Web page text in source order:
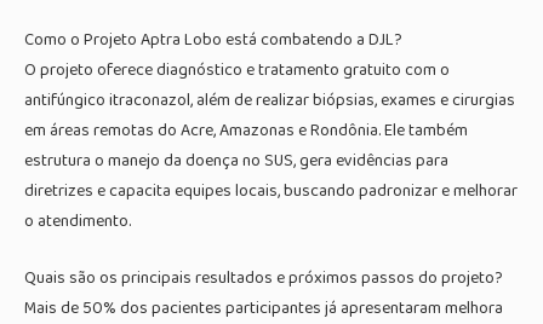
Como o Projeto Aptra Lobo está combatendo a DJL?
O projeto oferece diagnóstico e tratamento gratuito com o
antifúngico itraconazol, além de realizar biópsias, exames e cirurgias
em áreas remotas do Acre, Amazonas e Rondônia. Ele também
estrutura o manejo da doença no SUS, gera evidências para
diretrizes e capacita equipes locais, buscando padronizar e melhorar
o atendimento.
Quais são os principais resultados e próximos passos do projeto?
Mais de 50% dos pacientes participantes já apresentaram melhora